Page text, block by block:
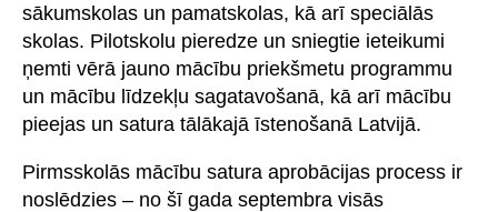
sākumskolas un pamatskolas, kā arī speciālās
skolas. Pilotskolu pieredze un sniegtie ieteikumi
ņemti vērā jauno mācību priekšmetu programmu
un mācību līdzekļu sagatavošanā, kā arī mācību
pieejas un satura tālākajā īstenošanā Latvijā.
Pirmsskolās mācību satura aprobācijas process ir
noslēdzies – no šī gada septembra visās